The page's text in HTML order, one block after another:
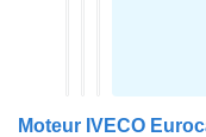
Moteur IVECO